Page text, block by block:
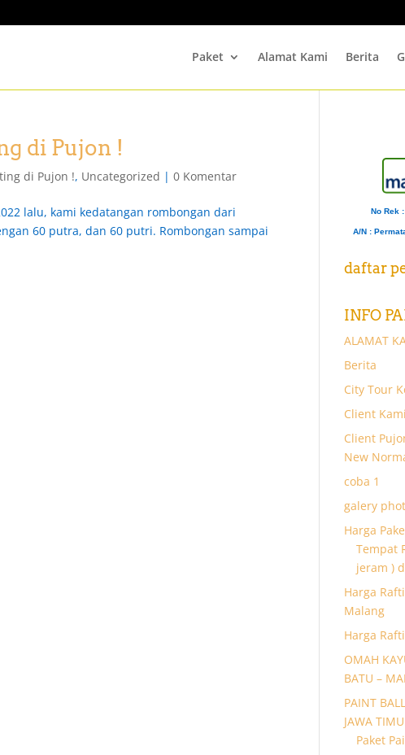
Paket Alamat Kami Berita
di Pujon !
di Pujon !, Uncategorized |0 Komentar
lalu, kami kedatangan rombongan dari
60 putra, dan 60 putri. Rombongan sampai
No Rek
A/N :
daftar
INFO
ALAMAT
Berita
City Tour
Client Kami
Client
New
coba 1
galery
Harga
Tempat
jeram )
Harga
Malang
Harga
OMAH
BATU –
PAINT
JAWA
Paket